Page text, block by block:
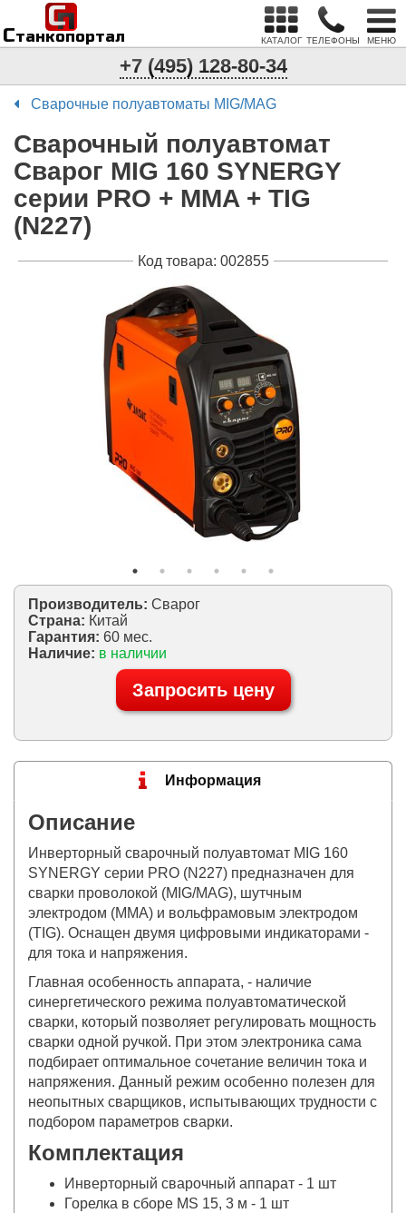
Станкопортал
п
С
КАТАЛОГ ТЕЛЕФОНЫ МЕНЮ
+7 (495) 128-80-34
Сварочные полуавтоматы MIG/MAG
Сварочный полуавтомат
Сварог MIG 160 SYNERGY
серии PRO + MMA + TIG
(N227)
Код товара: 002855
Производитель: Сварог
Страна: Китай
Гарантия: 60 мес.
Наличие: в наличии
Запросить цену
Информация
Описание
Инверторный сварочный полуавтомат MIG 160
SYNERGY серии PRO (N227) предназначен для
сварки проволокой (MIG/MAG), шутчным
электродом (ММА) и вольфрамовым электродом
(TIG). Оснащен двумя цифровыми индикаторами -
для тока и напряжения.
Главная особенность аппарата, - наличие
синергетического режима полуавтоматической
сварки, который позволяет регулировать мощность
сварки одной ручкой. При этом электроника сама
подбирает оптимальное сочетание величин тока и
напряжения. Данный режим особенно полезен для
неопытных сварщиков, испытывающих трудности с
подбором параметров сварки.
Комплектация
Инверторный сварочный аппарат - 1 шт
Горелка в сборе MS 15, 3 м - 1 шт